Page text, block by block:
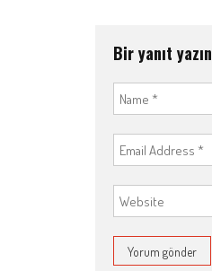
Bir yanıt yazın